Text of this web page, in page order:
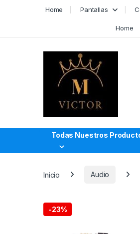
Home Pantallas
Home
Todas Nuestros
Inicio Audio
-23%